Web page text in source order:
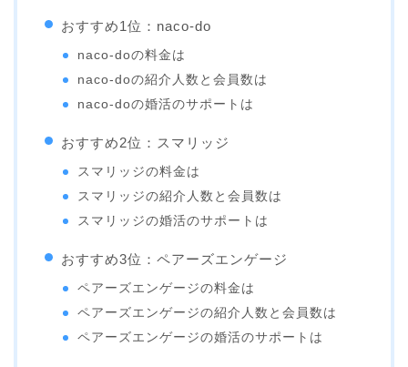
おすすめ1位：naco-do
naco-doの料金は
naco-doの紹介人数と会員数は
naco-doの婚活のサポートは
おすすめ2位：スマリッジ
スマリッジの料金は
スマリッジの紹介人数と会員数は
スマリッジの婚活のサポートは
おすすめ3位：ペアーズエンゲージ
ペアーズエンゲージの料金は
ペアーズエンゲージの紹介人数と会員数は
ペアーズエンゲージの婚活のサポートは